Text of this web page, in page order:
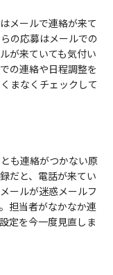
メールで連絡が来て
の応募はメールでの
が来ていても気付い
の連絡や日程調整を
まなくチェックして
も連絡がつかない原
だと、電話が来てい
ールが迷惑メールフ
担当者がなかなか連
定を今一度見直しま